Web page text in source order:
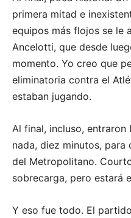
primera mitad e
equipos más flojos se le
Ancelotti, que desde
momento. Yo creo que
eliminatoria contra el
estaban jugando.
Al final, incluso, entraron
nada, diez minutos,
del Metropolitano.
sobrecarga, pero estará
Y eso fue todo. El